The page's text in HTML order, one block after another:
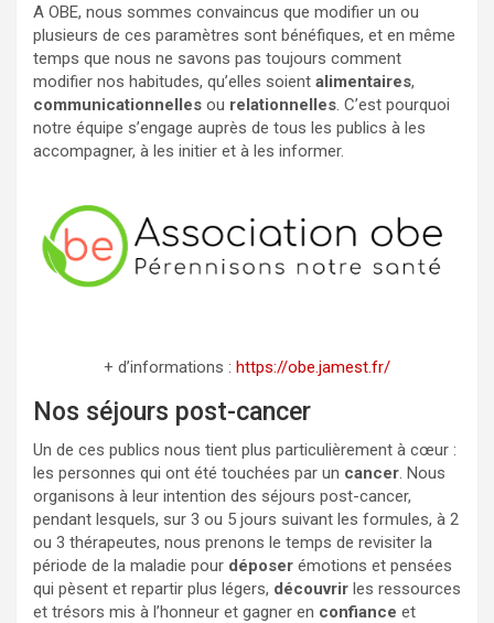
A OBE, nous sommes convaincus que modifier un ou
plusieurs de ces paramètres sont bénéfiques, et en même
temps que nous ne savons pas toujours comment
modifier nos habitudes, qu’elles soient alimentaires,
communicationnelles ou relationnelles. C’est pourquoi
notre équipe s’engage auprès de tous les publics à les
accompagner, à les initier et à les informer.
+ d’informations : https://obe.jamest.fr/
Nos séjours post-cancer
Un de ces publics nous tient plus particulièrement à cœur :
les personnes qui ont été touchées par un cancer. Nous
organisons à leur intention des séjours post-cancer,
pendant lesquels, sur 3 ou 5 jours suivant les formules, à 2
ou 3 thérapeutes, nous prenons le temps de revisiter la
période de la maladie pour déposer émotions et pensées
qui pèsent et repartir plus légers, découvrir les ressources
et trésors mis à l’honneur et gagner en confiance et